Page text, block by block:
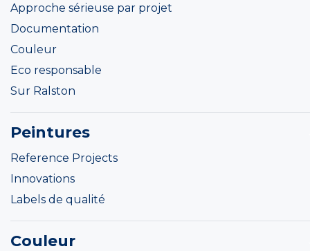
Approche sérieuse par projet
Documentation
Couleur
Eco responsable
Sur Ralston
Peintures
Reference Projects
Innovations
Labels de qualité
Couleur